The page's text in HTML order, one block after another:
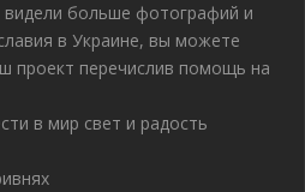
больше фотографий и
в Украине, вы можете
проект перечислив помощь на
в мир свет и радость